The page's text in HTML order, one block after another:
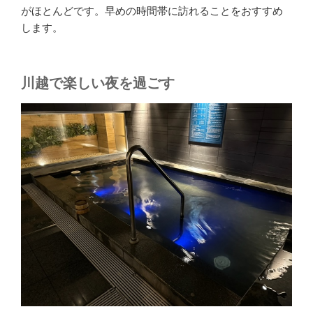
がほとんどです。早めの時間帯に訪れることをおすすめ
します。
川越で楽しい夜を過ごす